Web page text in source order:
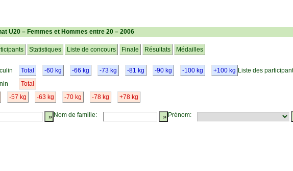
U20 – Femmes et Hommes entre 20 – 2006
Statistiques Liste de concours Finale Résultats Médailles
Liste des
Total
Total
-60 kg -66 kg -73 kg -81 kg -90 kg -100 kg +100 kg
-57 kg -63 kg -70 kg -78 kg +78 kg
Nom de famille: Prénom: